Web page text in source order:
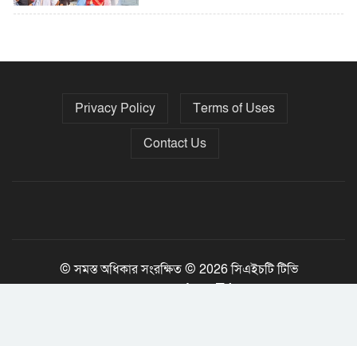
নির্বাচনের তফসিল ৮-১৫ ডিসেম্বরের মধ্যে
Privacy Policy
Terms of Uses
Contact Us
© সমস্ত অধিকার সংরক্ষিত © 2026 সিএইচটি টিভি
Developed ByJony Tripura